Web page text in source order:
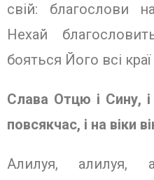
свій: благослови
Нехай
бояться Його всі краї
Слава Отцю і Сину, і
повсякчас, і на віки
Алилуя, алилуя,